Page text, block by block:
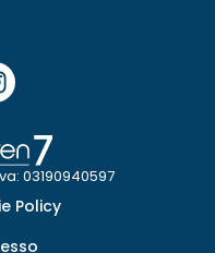
03190940597
Policy